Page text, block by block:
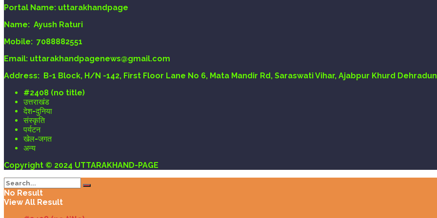
Portal Name: uttarakhandpage
Name: Ayush Raturi
Mobile: 7088882551
Email: uttarakhandpagenews@gmail.com
Address: B-1 Block, H/N -142, First Floor Lane No 6, Mata Mandir Rd, Saraswati Vihar, Ajabpur Khurd
#2408 (no title)
उत्तराखंड
देश-दुनिया
संस्कृति
पर्यटन
खेल-जगत
अन्य
Copyright © 2024 UTTARAKHAND-PAGE
No Result
View All Result